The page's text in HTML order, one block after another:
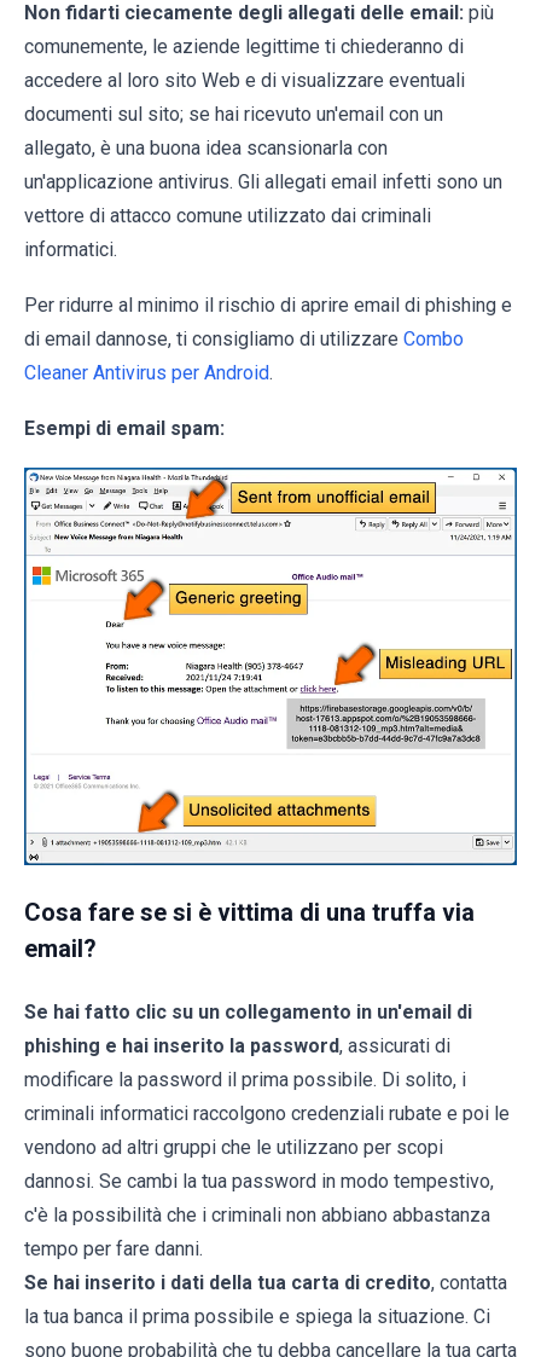
Non fidarti ciecamente degli allegati delle email: più
comunemente, le aziende legittime ti chiederanno di
accedere al loro sito Web e di visualizzare eventuali
documenti sul sito; se hai ricevuto un'email con un
allegato, è una buona idea scansionarla con
un'applicazione antivirus. Gli allegati email infetti sono un
vettore di attacco comune utilizzato dai criminali
informatici.
Per ridurre al minimo il rischio di aprire email di phishing e
di email dannose, ti consigliamo di utilizzare Combo
Cleaner Antivirus per Android.
Esempi di email spam:
Cosa fare se si è vittima di una truffa via
email?
Se hai fatto clic su un collegamento in un'email di
phishing e hai inserito la password, assicurati di
modificare la password il prima possibile. Di solito, i
criminali informatici raccolgono credenziali rubate e poi le
vendono ad altri gruppi che le utilizzano per scopi
dannosi. Se cambi la tua password in modo tempestivo,
c'è la possibilità che i criminali non abbiano abbastanza
tempo per fare danni.
Se hai inserito i dati della tua carta di credito, contatta
la tua banca il prima possibile e spiega la situazione. Ci
sono buone probabilità che tu debba cancellare la tua carta